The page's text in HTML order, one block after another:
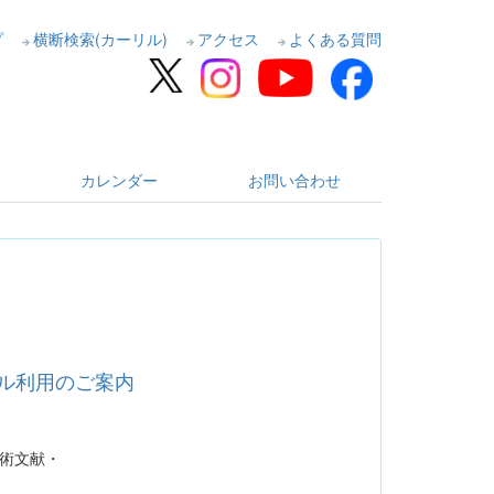
横断検索(カーリル) アクセス よくある質問
カレンダー お問い合わせ
利用のご案内
文献・